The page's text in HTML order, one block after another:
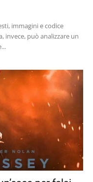
immagini e codice
invece, può analizzare un